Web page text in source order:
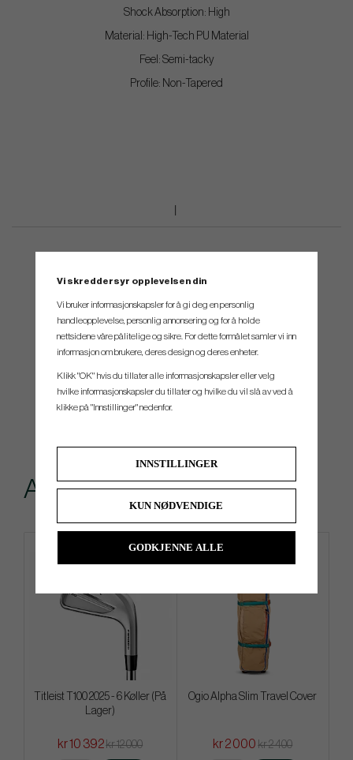
Shock Absorption: High
Material: High-Tech PU Material
Feel: Semi-tacky
Profile: Non-Tapered
Andre kjøpte også
Titleist T100 2025 - 6 Køller (På
Lager)
kr 10 392kr 12 000
Ogio Alpha Slim Travel Cover
kr 2 000 kr 2 400
Vi skreddersyr opplevelsen din
Vi bruker informasjonskapsler for å gi deg en personlig
handleopplevelse, personlig annonsering og for å holde
nettsidene våre pålitelige og sikre. For dette formålet samler vi inn
informasjon om brukere, deres design og deres enheter.
Klikk "OK" hvis du tillater alle informasjonskapsler eller velg
hvilke informasjonskapsler du tillater og hvilke du vil slå av ved å
klikke på "Innstillinger" nedenfor.
INNSTILLINGER
KUN NØDVENDIGE
GODKJENNE ALLE